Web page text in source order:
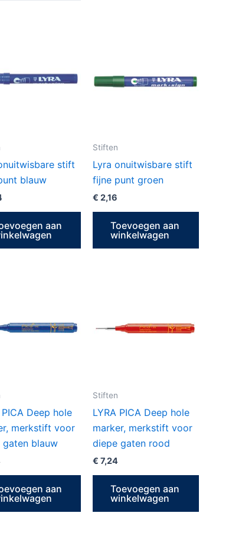
stift
blauw
aan
Stiften
Lyra onuitwisbare stift
fijne punt groen
€ 2,16
Toevoegen aan
winkelwagen
PICA Deep hole
merkstift voor
gaten blauw
aan
Stiften
LYRA PICA Deep hole
marker, merkstift voor
diepe gaten rood
€ 7,24
Toevoegen aan
winkelwagen